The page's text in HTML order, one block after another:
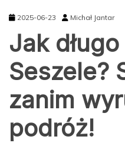
2025-06-23 Michał Jantar
Jak
Seszele?
zanim
podróż!